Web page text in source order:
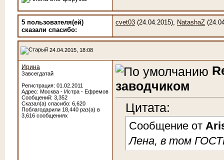
5 пользователя(ей)
сказали cпасибо:
cvet03 (24.04.2015), NatashaZ
24.04.2015, 18:08
Ирина
Завсегдатай
Регистрация: 01.02.2011
Адрес: Москва - Истра - Ефремов
Сообщений: 3,352
Сказал(а) спасибо: 6,620
Поблагодарили 18,440 раз(а) в
3,616 сообщениях
заводчиком
Цитата:
Сообщение от
Лена, в том